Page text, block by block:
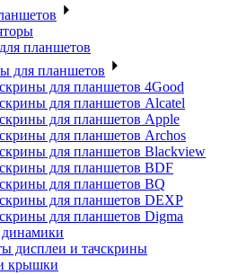
планшетов
для планшетов
для планшетов 4Good
для планшетов Alcatel
для планшетов Apple
для планшетов Archos
для планшетов Blackview
для планшетов BDF
для планшетов BQ
для планшетов DEXP
для планшетов Digma
дисплеи и тачскрины
крышки